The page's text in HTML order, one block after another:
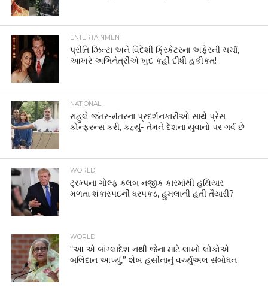
ENTERTAINMENT
પ્રીતિ ઝિન્ટા અને વિદેશી ક્રિકેટરના અફેરની ચર્ચા,
આખરે અભિનેત્રીએ ખુદ કહી દીધી હકીકત!
NATIONAL
રાહુલે જંતર-મંતરના પ્રદર્શનકારીઓ સાથે પ્રેસ
કોન્ફરન્સ કરી, કહ્યું- તેમને દેશના યુવાનો પર ગર્વ છે
WORLD
ટ્રમ્પના ગોલ્ફ ક્લબ નજીક કારમાંથી હથિયાર
મળતા શંકાસ્પદની ધરપકડ, હુમલાની હતી તૈયારી?
WORLD
“આ એ બાંગ્લાદેશ નથી જેના માટે લાખો લોકોએ
બલિદાન આપ્યું,” શેખ હસીનાનું વર્ચ્યુઅલ સંબોધન